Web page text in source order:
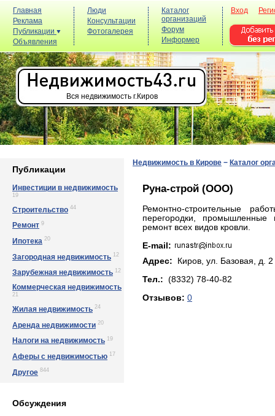
Главная
Реклама
Публикации
Объявления
Люди
Консультации
Фотогалерея
Каталог
организаций
Форум
Информер
Вход
Вся недвижимость г.Киров
Публикации
Инвестиции в недвижимость
19
Строительство 44
Ремонт 9
Ипотека 20
Загородная недвижимость 12
Зарубежная недвижимость 12
Коммерческая недвижимость
21
Жилая недвижимость 24
Аренда недвижимости 20
Налоги на недвижимость 19
Аферы с недвижимостью 17
Другое 844
Обсуждения
Недвижимость в Кирове − Каталог
Руна-строй (ООО)
Ремонтно-строительные
перегородки, промышленные
ремонт всех видов кровли.
E-mail:
Адрес: Киров, yл. Бaзoвaя, д. 2
Тел.: (8332) 78-40-82
Отзывов: 0